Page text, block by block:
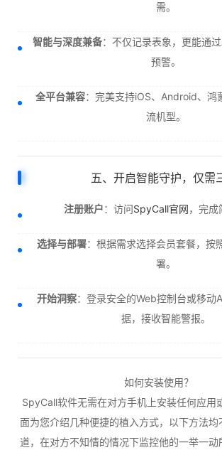
需。
智能与深度兼备：不仅记录表象，更能通
预警。
全平台兼容：完美支持iOS、Android、鸿
流机型。
五、开启智能守护，仅需
注册账户：访问SpyCall官网，完成
选择与部署：根据需求选择会员套餐，按
署。
开始洞察：登录安全的Web控制台或移动
据，接收智能警报。
如何安装使用？
SpyCall软件无需在对方手机上安装任何应用
面为您介绍几种便捷的植入方式，以下方法均
道，在对方不知情的情况下监控他的一举一动